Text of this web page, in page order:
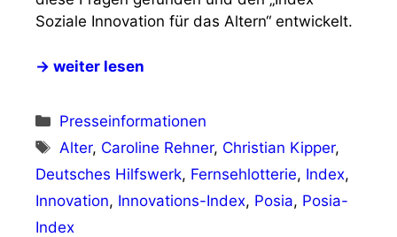
Soziale Innovation für das Altern“ entwickelt.
→ weiter lesen
Kategorien
Presseinformationen
Schlagwörter
Alter, Caroline Rehner, Christian Kipper,
Deutsches Hilfswerk, Fernsehlotterie, Index,
Innovation, Innovations-Index, Posia, Posia-
Index